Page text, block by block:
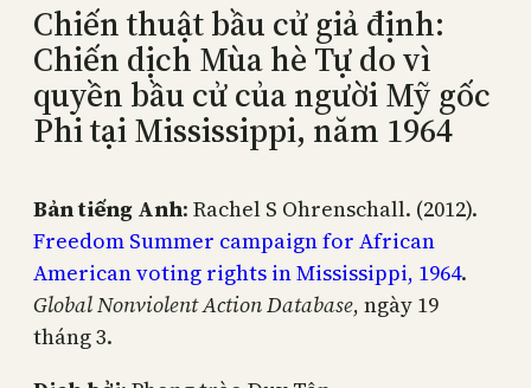
Chiến thuật bầu cử giả định:
Chiến dịch Mùa hè Tự do vì
quyền bầu cử của người Mỹ gốc
Phi tại Mississippi, năm 1964
Bản tiếng Anh: Rachel S Ohrenschall. (2012).
Freedom Summer campaign for African
American voting rights in Mississippi, 1964.
Global Nonviolent Action Database, ngày 19
tháng 3.